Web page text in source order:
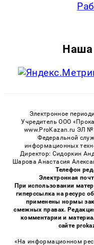
Наша
Электронное
Учредитель ООО
www.ProKazan.ru ЭЛ
Федеральной
информационных
Директор: Сидоркин
Шарова Анастасия
Телефон
Электронная
При использовании
гиперссылка на ресурс
применены нормы
смежных правах.
комментарии и
сайте
«На информационном